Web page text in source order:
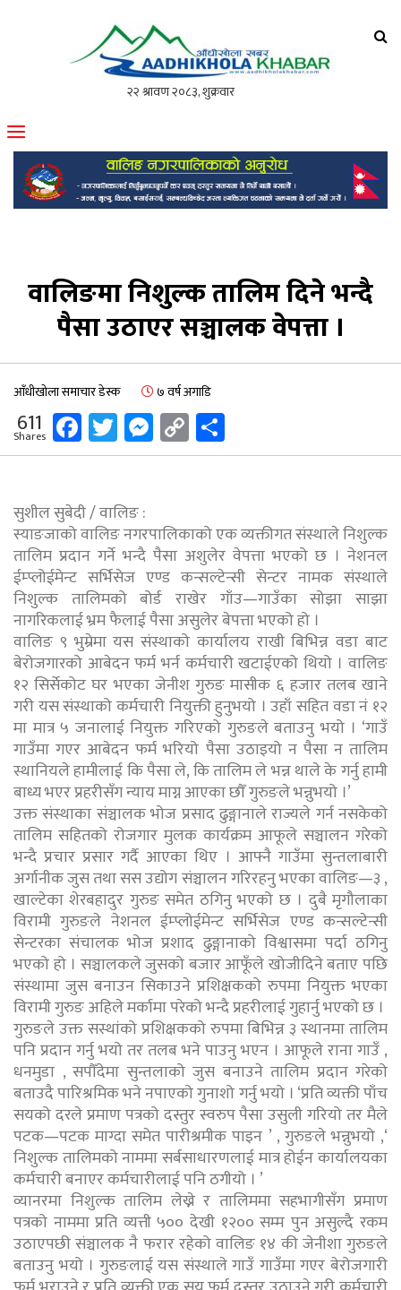
मोफसलकै लोकप्रिय अनलाइन पत्रिका
वालिङमा निशुल्क तालिम दिने भन्दै
पैसा उठाएर सञ्चालक वेपत्ता ।
आँधीखोला समाचार डेस्क ७ वर्ष अगाडि
611
Shares Facebook
Twitter
Messenger
Copy
Link
सुशील सुबेदी / वालिङ :
स्याङजाको वालिङ नगरपालिकाको एक व्यक्तीगत संस्थाले निशुल्क
तालिम प्रदान गर्ने भन्दै पैसा अशुलेर वेपत्ता भएको छ । नेशनल
ईम्प्लोईमेन्ट सर्भिसेज एण्ड कन्सल्टेन्सी सेन्टर नामक संस्थाले
निशुल्क तालिमको बोर्ड राखेर गाँउ—गाउँका सोझा साझा
नागरिकलाई भ्रम फैलाई पैसा असुलेर बेपत्ता भएको हो ।
वालिङ ९ भुम्रेमा यस संस्थाको कार्यालय राखी बिभिन्न वडा बाट
बेरोजगारको आबेदन फर्म भर्न कर्मचारी खटाईएको थियो । वालिङ
१२ सिर्सेकोट घर भएका जेनीश गुरुङ मासीक ६ हजार तलब खाने
गरी यस संस्थाको कर्मचारी नियुक्ती हुनुभयो । उहाँ सहित वडा नं १२
मा मात्र ५ जनालाई नियुक्त गरिएको गुरुङले बताउनु भयो । ‘गाउँ
गाउँमा गएर आबेदन फर्म भरियो पैसा उठाइयो न पैसा न तालिम
स्थानियले हामीलाई कि पैसा ले, कि तालिम ले भन्न थाले के गर्नु हामी
बाध्य भएर प्रहरीसँग न्याय माग्न आएका छौँ गुरुङले भन्नुभयो ।’
उक्त संस्थाका संञ्चालक भोज प्रसाद ढुङ्गानाले राज्यले गर्न नसकेको
तालिम सहितको रोजगार मुलक कार्यक्रम आफूले सञ्चालन गरेको
भन्दै प्रचार प्रसार गर्दै आएका थिए । आफ्नै गाउँमा सुन्तलाबारी
अर्गानीक जुस तथा सस उद्योग संञ्चालन गरिरहनु भएका वालिङ—३ ,
खाल्टेका शेरबहादुर गुरुङ समेत ठगिनु भएको छ । दुबै मृगौलाका
विरामी गुरुङले नेशनल ईम्प्लोईमेन्ट सर्भिसेज एण्ड कन्सल्टेन्सी
सेन्टरका संचालक भोज प्रशाद ढुङ्गानाको विश्वासमा पर्दा ठगिनु
भएको हो । सञ्चालकले जुसको बजार आफूँले खोजीदिने बताए पछि
संस्थामा जुस बनाउन सिकाउने प्रशिक्षकको रुपमा नियुक्त भएका
विरामी गुरुङ अहिले मर्कामा परेको भन्दै प्रहरीलाई गुहार्नु भएको छ ।
गुरुङले उक्त सस्थांको प्रशिक्षकको रुपमा बिभिन्न ३ स्थानमा तालिम
पनि प्रदान गर्नु भयो तर तलब भने पाउनु भएन । आफूले राना गाउँ ,
धनमुडा , सपौँदेमा सुन्तलाको जुस बनाउने तालिम प्रदान गरेको
बताउदै पारिश्रमिक भने नपाएको गुनाशो गर्नु भयो । ‘प्रति व्यक्ती पाँच
सयको दरले प्रमाण पत्रको दस्तुर स्वरुप पैसा उसुली गरियो तर मैले
पटक—पटक माग्दा समेत पारीश्रमीक पाइन ’ , गुरुङले भन्नुभयो ,‘
निशुल्क तालिमको नाममा सर्बसाधारणलाई मात्र होईन कार्यालयका
कर्मचारी बनाएर कर्मचारीलाई पनि ठगीयो । ’
व्यानरमा निशुल्क तालिम लेख्ने र तालिममा सहभागीसँग प्रमाण
पत्रको नाममा प्रति व्यत्ती ५०० देखी १२०० सम्म पुन असुल्दै रकम
उठाएपछी संञ्चालक नै फरार रहेको वालिङ १४ की जेनीशा गुरुङले
बताउनु भयो । गुरुङलाई यस संस्थाले गाउँ गाउँमा गएर बेरोजगारी